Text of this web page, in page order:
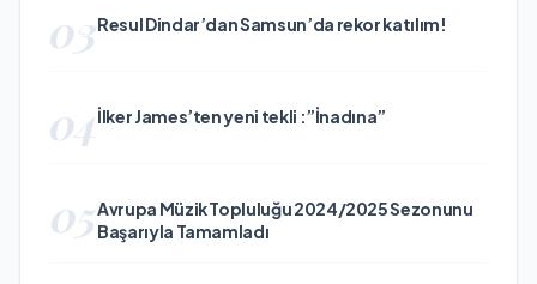
03Resul Dindar’dan Samsun’da rekor katılım!
04İlker James’ten yeni tekli :”İnadına”
05Avrupa Müzik Topluluğu 2024/2025 Sezonunu
Başarıyla Tamamladı